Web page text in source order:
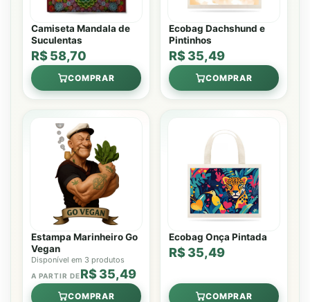
Camiseta Mandala de
Suculentas
R$ 58,70
COMPRAR
Ecobag Dachshund e
Pintinhos
R$ 35,49
COMPRAR
Estampa Marinheiro Go
Vegan
Disponível em 3 produtos
A PARTIR DER$ 35,49
COMPRAR
Ecobag Onça Pintada
R$ 35,49
COMPRAR